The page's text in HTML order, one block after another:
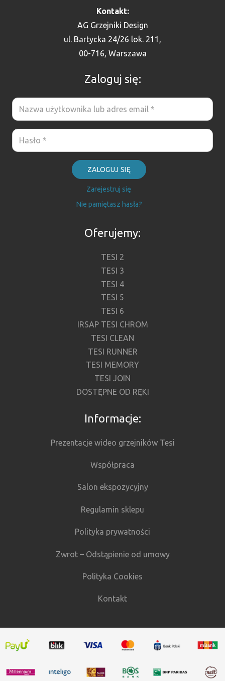
Kontakt:
AG Grzejniki Design
ul. Bartycka 24/26 lok. 211,
00-716, Warszawa
Zaloguj się:
ZALOGUJ SIĘ
Zarejestruj się
Nie pamiętasz hasła?
Oferujemy:
TESI 2
TESI 3
TESI 4
TESI 5
TESI 6
IRSAP TESI CHROM
TESI CLEAN
TESI RUNNER
TESI MEMORY
TESI JOIN
DOSTĘPNE OD RĘKI
Informacje:
Prezentacje wideo grzejników Tesi
Współpraca
Salon ekspozycyjny
Regulamin sklepu
Polityka prywatności
Zwrot – Odstąpienie od umowy
Polityka Cookies
Kontakt